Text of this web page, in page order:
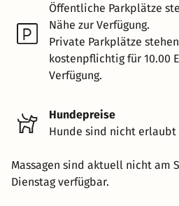
Öffentliche Parkplätze
Nähe zur Verfügung.
Private Parkplätze
kostenpflichtig für 10.00
Verfügung.
Hundepreise
Hunde sind nicht erlaubt
Massagen sind aktuell nicht am
Dienstag verfügbar.